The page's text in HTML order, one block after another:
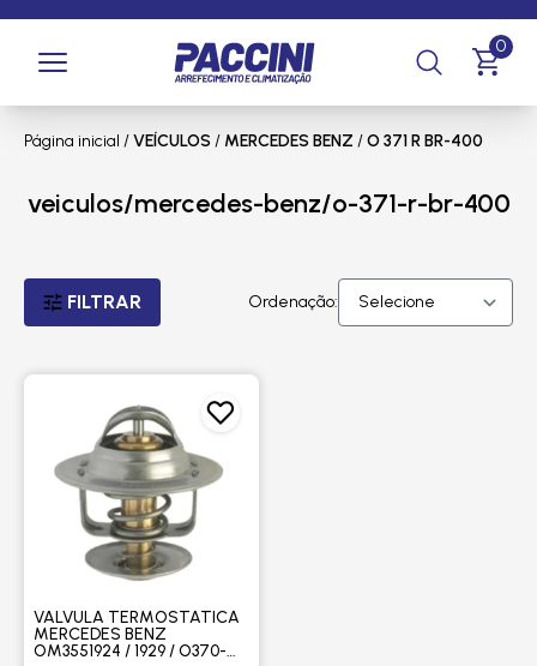
0
Página inicial /VEÍCULOS / MERCEDES BENZ /O 371 R BR-400
veiculos/mercedes-benz/o-371-r-br-400
FILTRAR Ordenação:
VALVULA TERMOSTATICA
MERCEDES BENZ
OM3551924 / 1929 / O370-